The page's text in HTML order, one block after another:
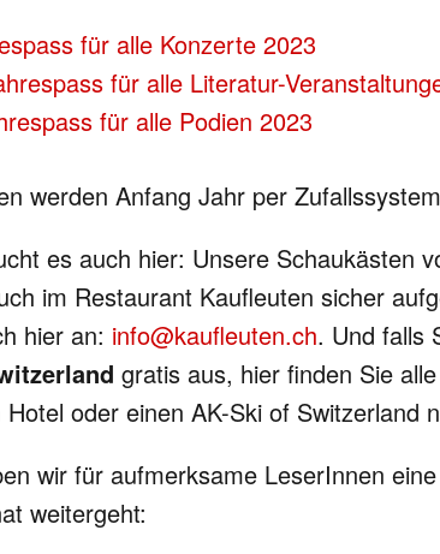
für alle Konzerte 2023
für alle Literatur-
für alle Podien 2023
werden Anfang Jahr per
es auch hier: Unsere Schaukästen
im Restaurant Kaufleuten sicher
hier an: info@kaufleuten.ch. Und falls
gratis aus, hier finden Sie
oder einen AK-Ski of Switzerland
wir für aufmerksame LeserInnen
weitergeht: